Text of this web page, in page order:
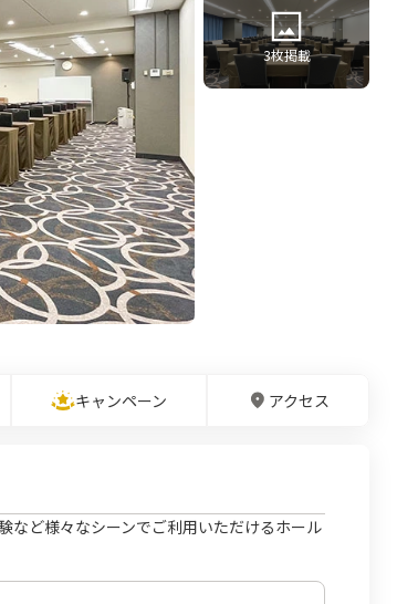
3枚掲載
キャンペーン アクセス
など様々なシーンでご利用いただけるホール